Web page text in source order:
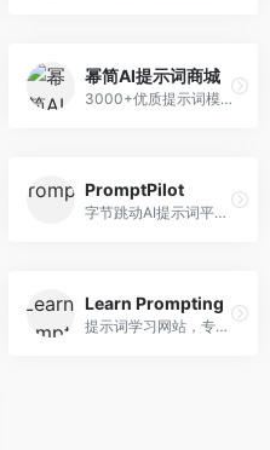
幂简AI提示词商城
3000+优质提示词模板平台，专注于中文提示词。面向中文AI用户，提供提示词模板、分类检索、一键使用等服务，中文提示词丰富。
PromptPilot
字节跳动AI提示词平台，专注于提示词优化与管理。面向AI用户，提供提示词优化、效果测试、团队协作等服务，企业级功能完善。
Learn Prompting
提示词学习网站，专注于提示词工程教育。面向AI学习者，提供提示词教程、最佳实践、案例研究等资源，教学内容系统。